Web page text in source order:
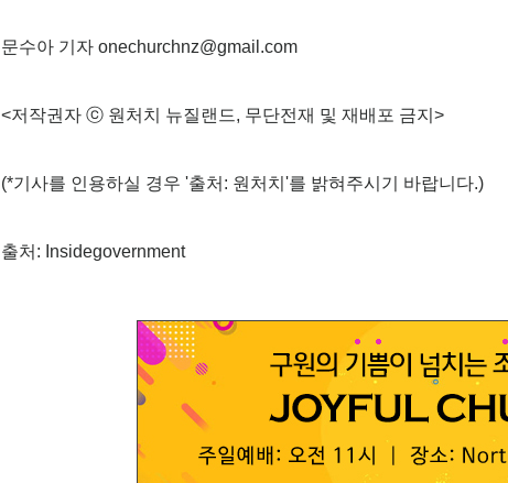
문수아 기자 onechurchnz@gmail.com
<저작권자 ⓒ 원처치 뉴질랜드, 무단전재 및 재배포 금지>
(*기사를 인용하실 경우 '출처: 원처치'를 밝혀주시기 바랍니다.)
출처: Insidegovernment